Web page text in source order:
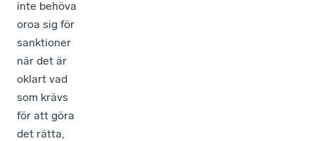
inte behöva
oroa sig för
sanktioner
när det är
oklart vad
som krävs
för att göra
det rätta,